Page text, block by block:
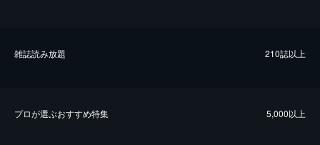
雑誌読み放題 210誌以上
プロが選ぶおすすめ特集 5,000以上